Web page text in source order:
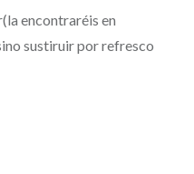
encontraréis en
sustiruir por refresco